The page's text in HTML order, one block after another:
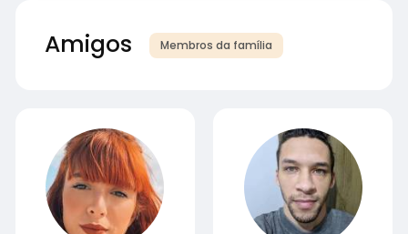
Amigos Membros da família